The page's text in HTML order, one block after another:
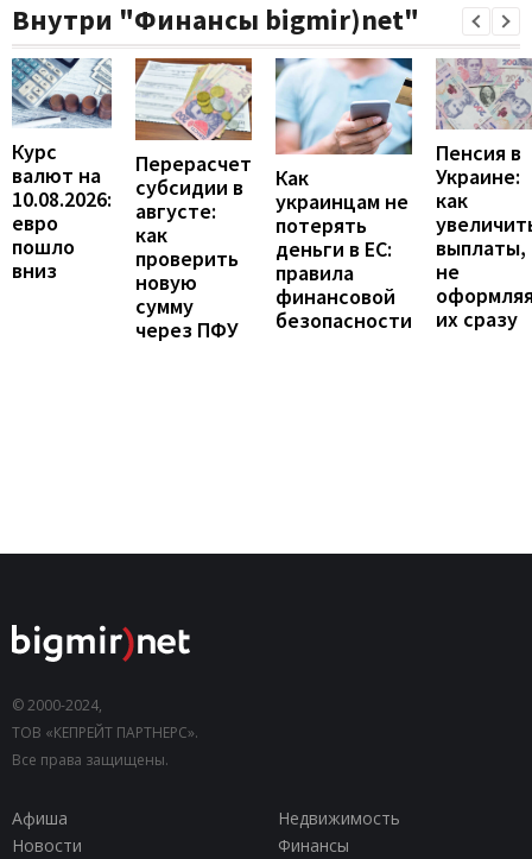
Внутри "Финансы bigmir)net"
Курс
валют на
10.08.2026:
евро
пошло
вниз
Перерасчет
субсидии в
августе:
как
проверить
новую
сумму
через ПФУ
Как
украинцам не
потерять
деньги в ЕС:
правила
финансовой
безопасности
Пенсия в
Украине:
как
выплаты,
не
их сразу
© 2000-2024,
ТОВ «КЕПРЕЙТ ПАРТНЕРС».
Все права защищены.
Афиша
Недвижимость
Новости
Финансы